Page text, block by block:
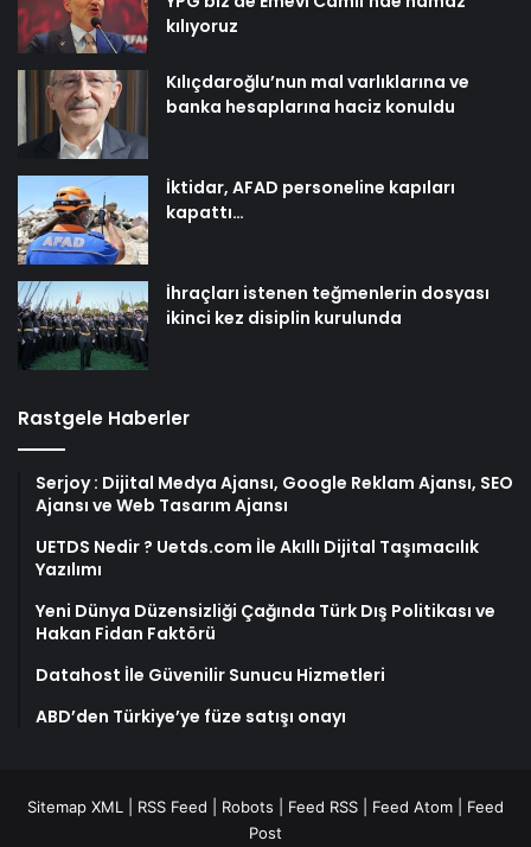
kılıyoruz
Kılıçdaroğlu’nun mal varlıklarına ve
banka hesaplarına haciz konuldu
İktidar, AFAD personeline kapıları
kapattı…
İhraçları istenen teğmenlerin dosyası
ikinci kez disiplin kurulunda
Rastgele Haberler
Serjoy : Dijital Medya Ajansı, Google Reklam Ajansı, SEO
Ajansı ve Web Tasarım Ajansı
UETDS Nedir ? Uetds.com İle Akıllı Dijital Taşımacılık
Yazılımı
Yeni Dünya Düzensizliği Çağında Türk Dış Politikası ve
Hakan Fidan Faktörü
Datahost İle Güvenilir Sunucu Hizmetleri
ABD’den Türkiye’ye füze satışı onayı
Sitemap XML RSS Feed Robots Feed RSS Feed Atom
Feed
Post